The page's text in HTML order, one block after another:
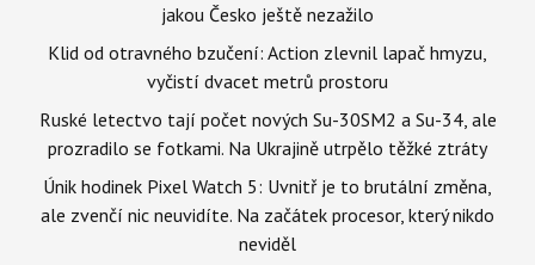
jakou Česko ještě nezažilo
Klid od otravného bzučení: Action zlevnil lapač hmyzu,
vyčistí dvacet metrů prostoru
Ruské letectvo tají počet nových Su-30SM2 a Su-34, ale
prozradilo se fotkami. Na Ukrajině utrpělo těžké ztráty
Únik hodinek Pixel Watch 5: Uvnitř je to brutální změna,
ale zvenčí nic neuvidíte. Na začátek procesor, který nikdo
neviděl